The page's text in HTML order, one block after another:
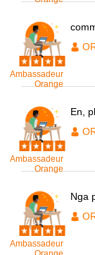
Ambassadeur
Orange
Ambassadeur
Orange
En,
Ambassadeur
Nga